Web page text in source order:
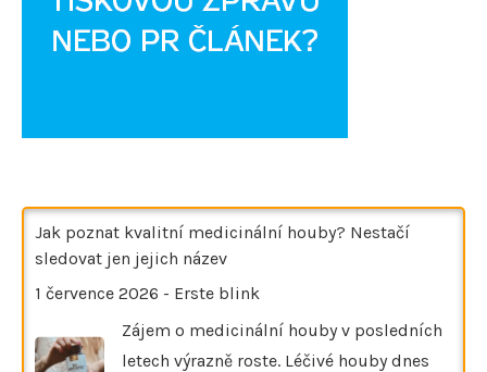
Jak poznat kvalitní medicinální houby? Nestačí
sledovat jen jejich název
1 července 2026 - Erste blink
Zájem o medicinální houby v posledních
letech výrazně roste. Léčivé houby dnes